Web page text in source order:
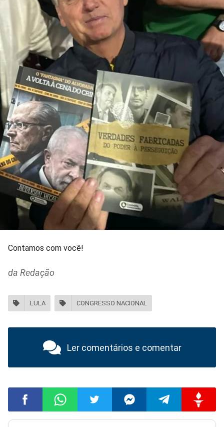
Contamos com você!
da Redação
LULA CONGRESSO NACIONAL
Ler comentários e comentar